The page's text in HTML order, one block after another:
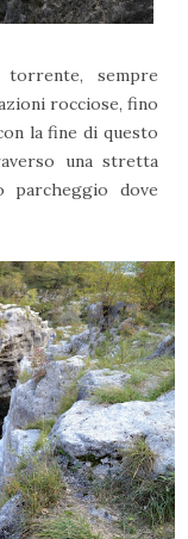
sempre
rocciose, fino
la fine di questo
una stretta
parcheggio dove